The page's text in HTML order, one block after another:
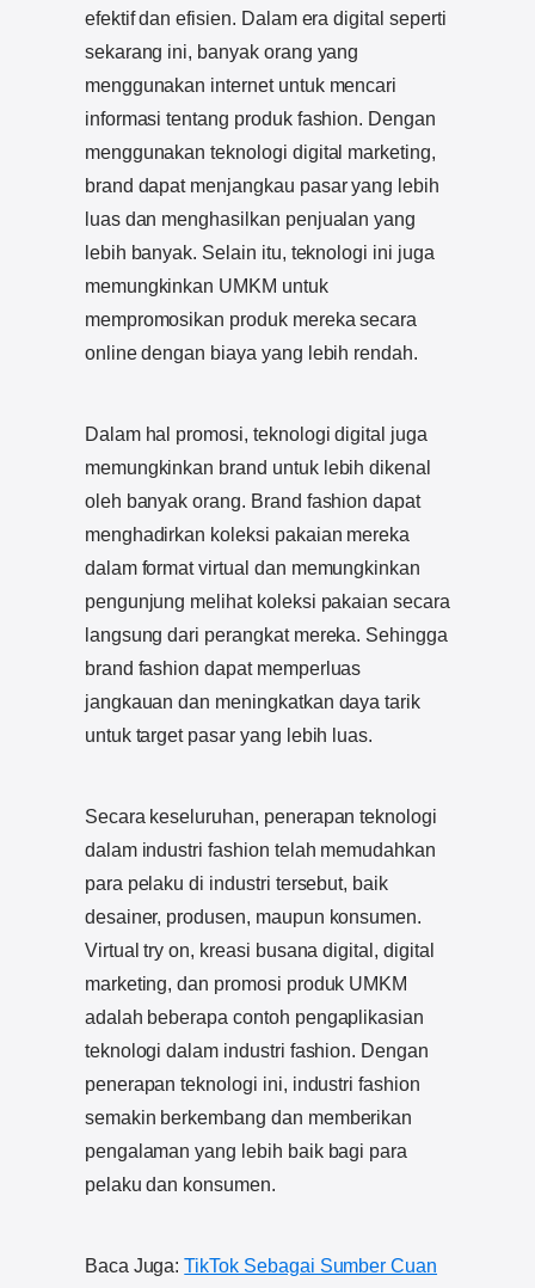
efektif dan efisien. Dalam era digital seperti
sekarang ini, banyak orang yang
menggunakan internet untuk mencari
informasi tentang produk fashion. Dengan
menggunakan teknologi digital marketing,
brand dapat menjangkau pasar yang lebih
luas dan menghasilkan penjualan yang
lebih banyak. Selain itu, teknologi ini juga
memungkinkan UMKM untuk
mempromosikan produk mereka secara
online dengan biaya yang lebih rendah.
Dalam hal promosi, teknologi digital juga
memungkinkan brand untuk lebih dikenal
oleh banyak orang. Brand fashion dapat
menghadirkan koleksi pakaian mereka
dalam format virtual dan memungkinkan
pengunjung melihat koleksi pakaian secara
langsung dari perangkat mereka. Sehingga
brand fashion dapat memperluas
jangkauan dan meningkatkan daya tarik
untuk target pasar yang lebih luas.
Secara keseluruhan, penerapan teknologi
dalam industri fashion telah memudahkan
para pelaku di industri tersebut, baik
desainer, produsen, maupun konsumen.
Virtual try on, kreasi busana digital, digital
marketing, dan promosi produk UMKM
adalah beberapa contoh pengaplikasian
teknologi dalam industri fashion. Dengan
penerapan teknologi ini, industri fashion
semakin berkembang dan memberikan
pengalaman yang lebih baik bagi para
pelaku dan konsumen.
Baca Juga:TikTok Sebagai Sumber Cuan